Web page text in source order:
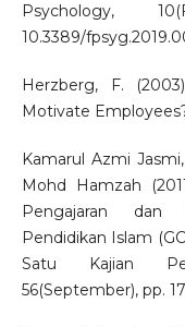
Psychology,
10.3389/
Herzberg, F.
Motivate
Kamarul Azmi
Mohd Hamzah
Pengajaran dan
Pendidikan Islam
Satu Kajian
56(September), pp.